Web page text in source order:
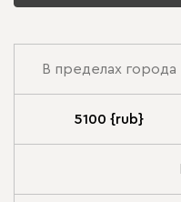
В пределах города
5100 {rub}